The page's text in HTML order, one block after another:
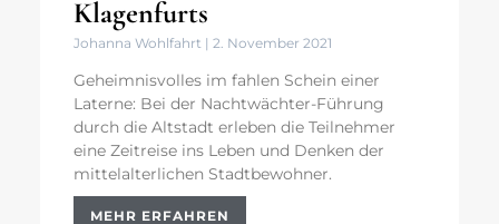
Klagenfurts
Johanna Wohlfahrt 2. November 2021
Geheimnisvolles im fahlen Schein einer
Laterne: Bei der Nachtwächter-Führung
durch die Altstadt erleben die Teilnehmer
eine Zeitreise ins Leben und Denken der
mittelalterlichen Stadtbewohner.
MEHR ERFAHREN